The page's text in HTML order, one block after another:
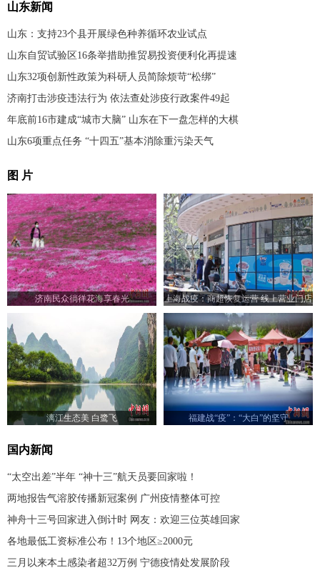
山东新闻
山东：支持23个县开展绿色种养循环农业试点
山东自贸试验区16条举措助推贸易投资便利化再提速
山东32项创新性政策为科研人员简除烦苛“松绑”
济南打击涉疫违法行为 依法查处涉疫行政案件49起
年底前16市建成“城市大脑” 山东在下一盘怎样的大棋
山东6项重点任务 “十四五”基本消除重污染天气
图 片
济南民众徜徉花海享春光
上海战疫：商超恢复运营 线上营业门店
增加
漓江生态美 白鹭飞 福建战“疫”：“大白”的坚守
国内新闻
“太空出差”半年 “神十三”航天员要回家啦！
两地报告气溶胶传播新冠案例 广州疫情整体可控
神舟十三号回家进入倒计时 网友：欢迎三位英雄回家
各地最低工资标准公布！13个地区≥2000元
三月以来本土感染者超32万例 宁德疫情处发展阶段